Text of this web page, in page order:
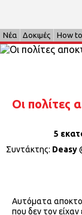
Νέα Δοκιμές How to
Οι πολίτες
5
Συντάκτης: Deasy
Αυτόματα
που δεν τον